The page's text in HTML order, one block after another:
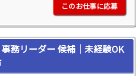
このお仕事に応募
事務リーダー 候補｜未経験OK